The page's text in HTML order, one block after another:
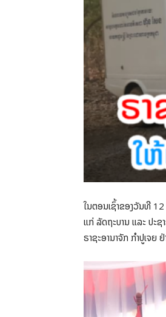
ໃນຕອນເຊົ້າຂອງວັນທີ
ແກ່ ລັດຖະບານ ແລະ ປະ
ຣາຊະອານາຈັກ ກໍາປູເຈຍ